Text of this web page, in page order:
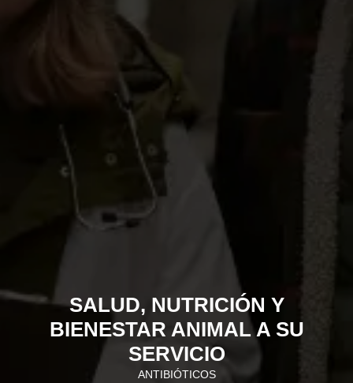
SALUD, NUTRICIÓN Y
BIENESTAR ANIMAL A SU
SERVICIO
ANTIBIÓTICOS